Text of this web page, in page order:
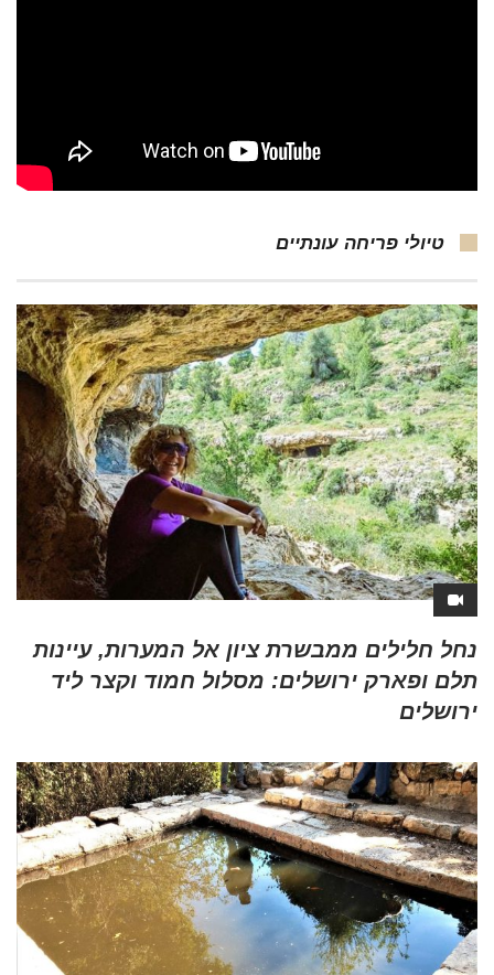
טיולי פריחה עונתיים
נחל חלילים ממבשרת ציון אל המערות, עיינות
תלם ופארק ירושלים: מסלול חמוד וקצר ליד
ירושלים